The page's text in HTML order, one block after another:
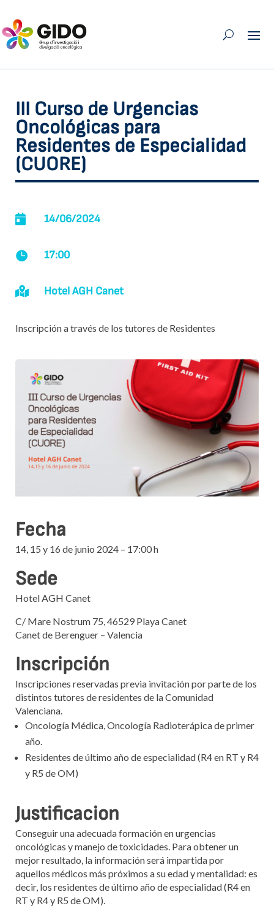
III Curso de Urgencias
Oncológicas para
Residentes de Especialidad
(CUORE)
 14/06/2024
 17:00
 Hotel AGH Canet
Inscripción a través de los tutores de Residentes
Fecha
14, 15 y 16 de junio 2024 – 17:00 h
Sede
Hotel AGH Canet
C/ Mare Nostrum 75, 46529 Playa Canet
Canet de Berenguer – Valencia
Inscripción
Inscripciones reservadas previa invitación por parte de los
distintos tutores de residentes de la Comunidad
Valenciana.
Oncología Médica, Oncología Radioterápica de primer
año.
Residentes de último año de especialidad (R4 en RT y R4
y R5 de OM)
Justificacion
Conseguir una adecuada formación en urgencias
oncológicas y manejo de toxicidades. Para obtener un
mejor resultado, la información será impartida por
aquellos médicos más próximos a su edad y mentalidad: es
decir, los residentes de último año de especialidad (R4 en
RT y R4 y R5 de OM).